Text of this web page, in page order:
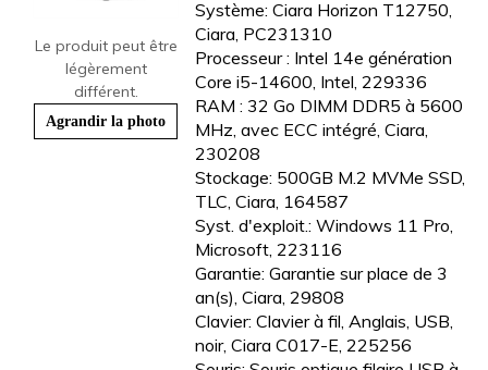
Le produit peut être
légèrement
différent.
Agrandir la photo
Système: Ciara Horizon T12750,
Ciara, PC231310
Processeur : Intel 14e génération
Core i5-14600, Intel, 229336
RAM : 32 Go DIMM DDR5 à 5600
MHz, avec ECC intégré, Ciara,
230208
Stockage: 500GB M.2 MVMe SSD,
TLC, Ciara, 164587
Syst. d'exploit.: Windows 11 Pro,
Microsoft, 223116
Garantie: Garantie sur place de 3
an(s), Ciara, 29808
Clavier: Clavier à fil, Anglais, USB,
noir, Ciara C017-E, 225256